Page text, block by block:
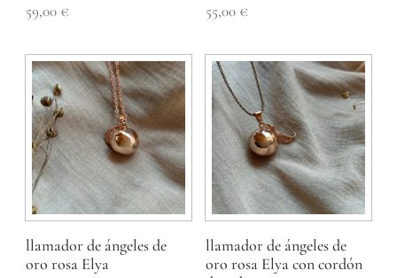
59,00 € 55,00 €
llamador de ángeles de
oro rosa Elya
llamador de ángeles de
oro rosa Elya con cordón